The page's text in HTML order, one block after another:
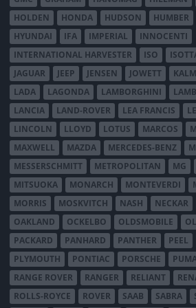
HOLDEN
HONDA HUDSON HUMBER
HYUNDAI
IFA IMPERIAL
INNOCENTI
INTERNATIONAL HARVESTER
ISO
JAGUAR
JEEP JENSEN JOWETT
LADA
LAGONDA LAMBORGHINI
LANCIA
LAND-ROVER LEA FRANCIS
LINCOLN
LLOYD LOTUS MARCOS
MAXWELL
MAZDA MERCEDES-BENZ
MESSERSCHMITT
METROPOLITAN MG
MITSUOKA
MONARCH MONTEVERDI
MORRIS
MOSKVITCH NASH NECKAR
OAKLAND
OCKELBO OLDSMOBILE
PACKARD
PANHARD PANTHER PEEL
PLYMOUTH
PONTIAC PORSCHE
RANGE ROVER
RANGER RELIANT
ROLLS-ROYCE
ROVER SAAB SABRA